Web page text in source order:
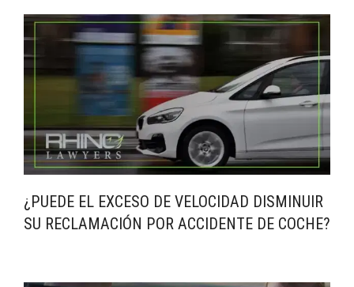
¿PUEDE EL EXCESO DE VELOCIDAD DISMINUIR
SU RECLAMACIÓN POR ACCIDENTE DE COCHE?